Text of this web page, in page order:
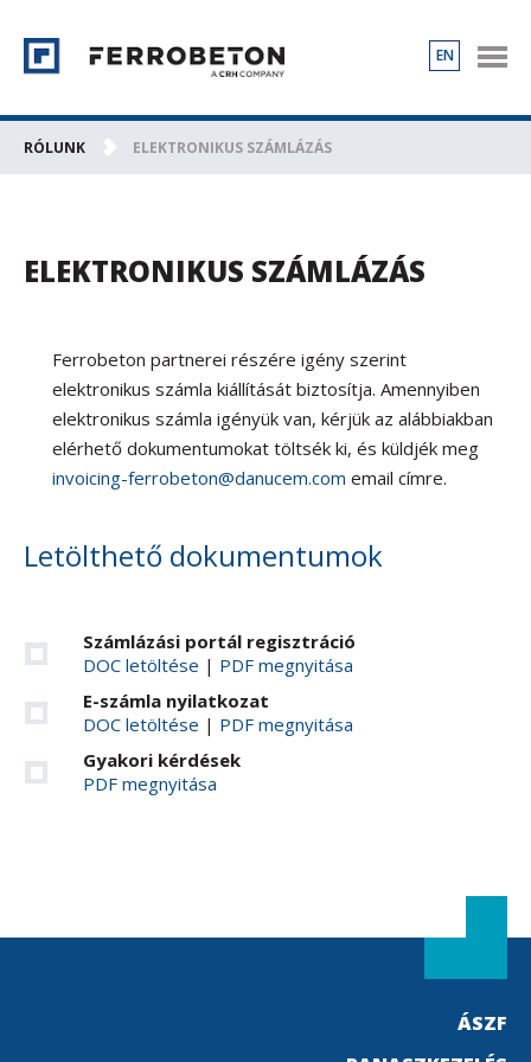
TERMÉKEK
EN
RÓLUNK ELEKTRONIKUS SZÁMLÁZÁS
ELEKTRONIKUS SZÁMLÁZÁS
Ferrobeton partnerei részére igény szerint
elektronikus számla kiállítását biztosítja. Amennyiben
elektronikus számla igényük van, kérjük az alábbiakban
elérhető dokumentumokat töltsék ki, és küldjék meg
invoicing-ferrobeton@danucem.com email címre.
Letölthető dokumentumok
Számlázási portál regisztráció
DOC letöltése | PDF megnyitása
E-számla nyilatkozat
DOC letöltése | PDF megnyitása
Gyakori kérdések
PDF megnyitása
ÁSZF